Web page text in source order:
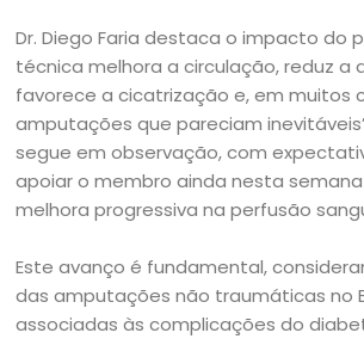
Dr. Diego Faria destaca o impacto do
técnica melhora a circulação, reduz a
favorece a cicatrização e, em muitos
amputações que pareciam
segue em observação, com
apoiar o membro ainda nesta
melhora progressiva na perfusão
Este avanço é fundamental,
das amputações não traumáticas no
associadas às complicações do